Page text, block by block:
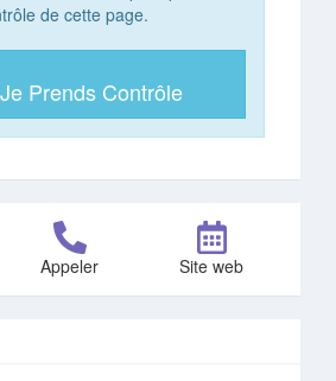
de cette page.
Je Prends Contrôle
Appeler Site web